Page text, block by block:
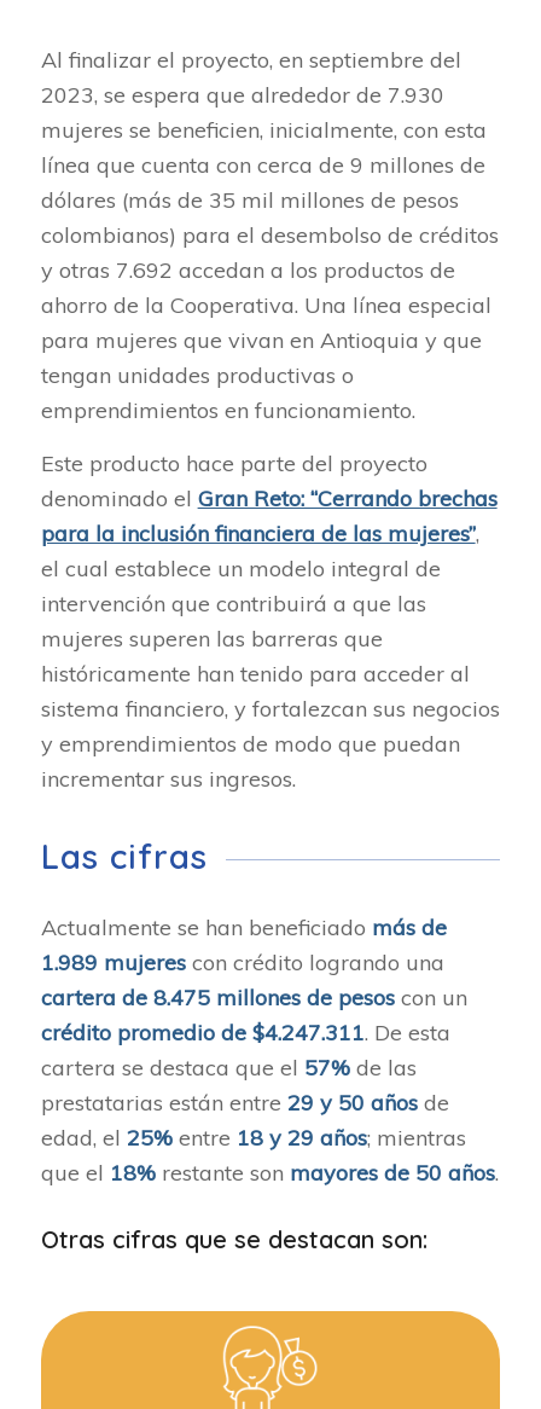
Al finalizar el proyecto, en septiembre del
2023, se espera que alrededor de 7.930
mujeres se beneficien, inicialmente, con esta
línea que cuenta con cerca de 9 millones de
dólares (más de 35 mil millones de pesos
colombianos) para el desembolso de créditos
y otras 7.692 accedan a los productos de
ahorro de la Cooperativa. Una línea especial
para mujeres que vivan en Antioquia y que
tengan unidades productivas o
emprendimientos en funcionamiento.
Este producto hace parte del proyecto
denominado el Gran Reto: “Cerrando brechas
para la inclusión financiera de las mujeres”,
el cual establece un modelo integral de
intervención que contribuirá a que las
mujeres superen las barreras que
históricamente han tenido para acceder al
sistema financiero, y fortalezcan sus negocios
y emprendimientos de modo que puedan
incrementar sus ingresos.
Las cifras
Actualmente se han beneficiado más de
1.989 mujerescon crédito logrando una
cartera de 8.475 millones de pesoscon un
crédito promedio de $4.247.311. De esta
cartera se destaca que el 57%de las
prestatarias están entre 29 y 50 años de
edad, el 25%entre 18 y 29 años; mientras
que el 18%restante son mayores de 50 años.
Otras cifras que se destacan son: